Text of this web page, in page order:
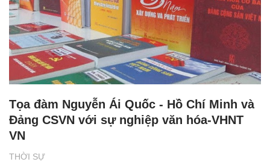
THỜI SỰ
Tọa đàm Nguyễn Ái Quốc - Hồ Chí Minh và
Đảng CSVN với sự nghiệp văn hóa-VHNT
VN